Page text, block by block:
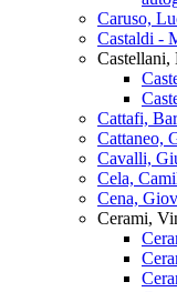
Caruso,
Castaldi -
Castellani,
Cattafi,
Cattaneo,
Cavalli,
Cela,
Cena,
Cerami,